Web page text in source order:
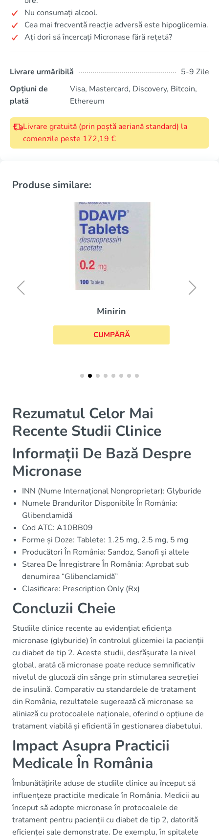
Nu consumați alcool.
Cea mai frecventă reacție adversă este hipoglicemia.
Ați dori să încercați Micronase fără rețetă?
Livrare urmăribilă
5-9 Zile
Opțiuni de
plată
Visa, Mastercard, Discovery, Bitcoin,
Ethereum
Livrare gratuită (prin poștă aeriană standard) la
comenzile peste 172,19 €
Produse similare:
Minirin
CUMPĂRĂ
Rezumatul Celor Mai
Recente Studii Clinice
Informații De Bază Despre
Micronase
INN (Nume Internațional Nonproprietar): Glyburide
Numele Brandurilor Disponibile În România:
Glibenclamidă
Cod ATC: A10BB09
Forme și Doze: Tablete: 1.25 mg, 2.5 mg, 5 mg
Producători În România: Sandoz, Sanofi și altele
Starea De Înregistrare În România: Aprobat sub
denumirea “Glibenclamidă”
Clasificare: Prescription Only (Rx)
Concluzii Cheie
Studiile clinice recente au evidențiat eficiența
micronase (glyburide) în controlul glicemiei la pacienții
cu diabet de tip 2. Aceste studii, desfășurate la nivel
global, arată că micronase poate reduce semnificativ
nivelul de glucoză din sânge prin stimularea secreției
de insulină. Comparativ cu standardele de tratament
din România, rezultatele sugerează că micronase se
aliniază cu protocoalele naționale, oferind o opțiune de
tratament viabilă și eficientă în gestionarea diabetului.
Impact Asupra Practicii
Medicale În România
Îmbunătățirile aduse de studiile clinice au început să
influențeze practicile medicale în România. Medicii au
început să adopte micronase în protocoalele de
tratament pentru pacienții cu diabet de tip 2, datorită
eficienței sale demonstrate. De exemplu, în spitalele